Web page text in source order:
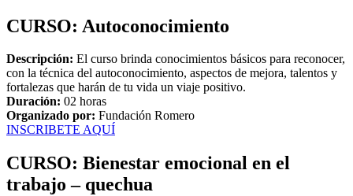
CURSO: Autoconocimiento
Descripción: El curso brinda conocimientos básicos para reconocer,
con la técnica del autoconocimiento, aspectos de mejora, talentos y
fortalezas que harán de tu vida un viaje positivo.
Duración: 02 horas
Organizado por: Fundación Romero
INSCRIBETE AQUÍ
CURSO: Bienestar emocional en el
trabajo – quechua